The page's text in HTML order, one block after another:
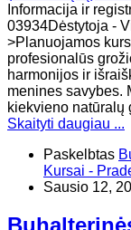
Informacija ir
03934Dėstytoja -
>Planuojamos
profesionalūs
harmonijos ir
menines savybes.
kiekvieno
Skaityti daugiau ...
Paskelbtas
Kursai -
Sausio 12,